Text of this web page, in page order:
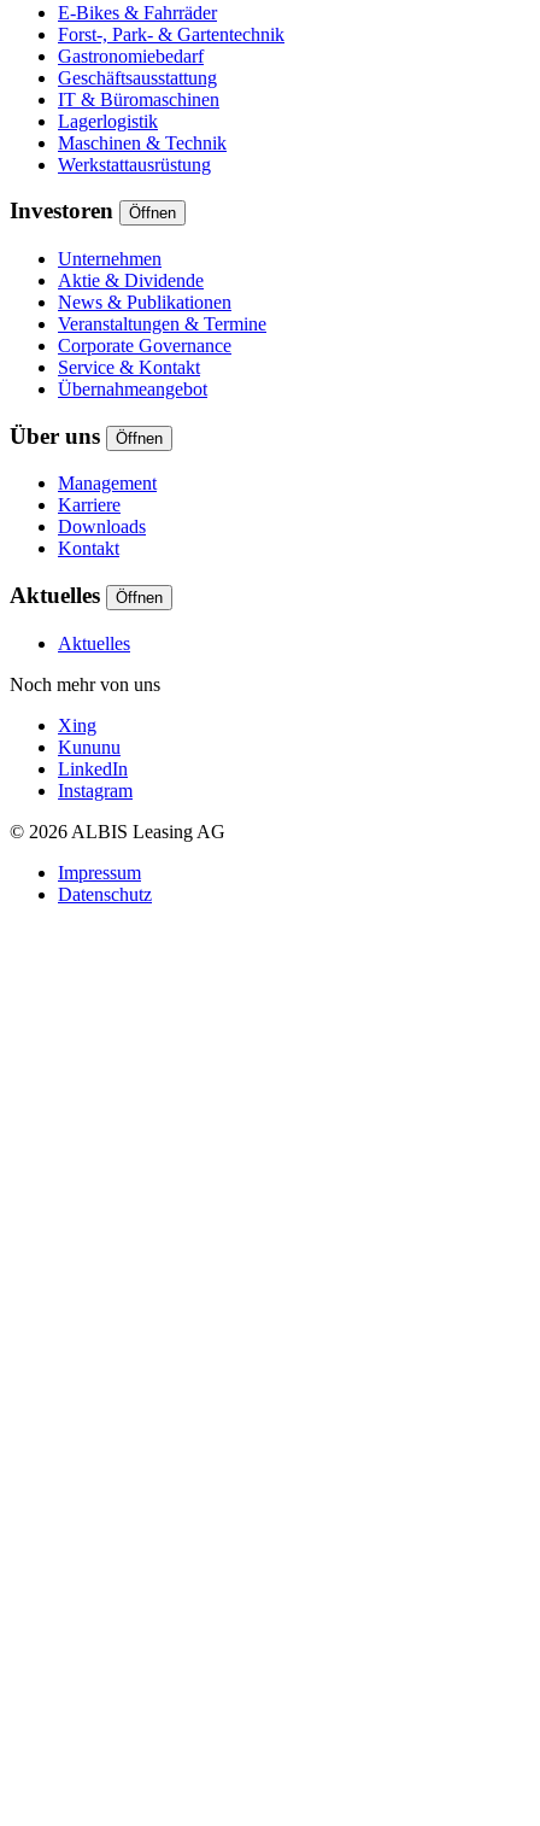
E-Bikes & Fahrräder
Forst-, Park- & Gartentechnik
Gastronomiebedarf
Geschäftsausstattung
IT & Büromaschinen
Lagerlogistik
Maschinen & Technik
Werkstattausrüstung
Investoren Öffnen
Unternehmen
Aktie & Dividende
News & Publikationen
Veranstaltungen & Termine
Corporate Governance
Service & Kontakt
Übernahmeangebot
Über uns Öffnen
Management
Karriere
Downloads
Kontakt
Aktuelles Öffnen
Aktuelles
Noch mehr von uns
Xing
Kununu
LinkedIn
Instagram
© 2026 ALBIS Leasing AG
Impressum
Datenschutz